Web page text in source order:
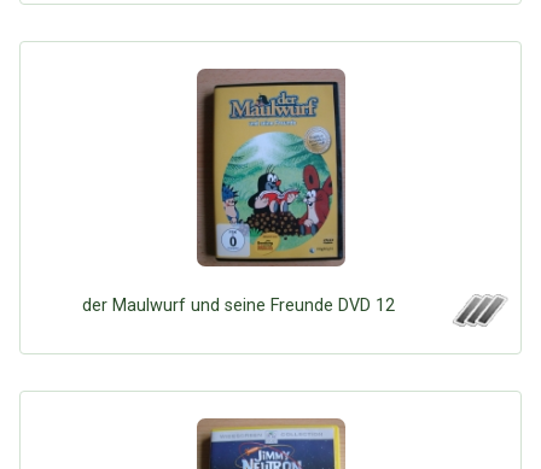
der Maulwurf und seine Freunde DVD 12